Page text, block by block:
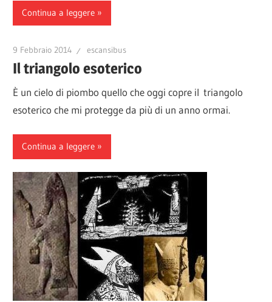
Continua a leggere
9 Febbraio 2014 escansibus
Il triangolo esoterico
È un cielo di piombo quello che oggi copre il triangolo
esoterico che mi protegge da più di un anno ormai.
Continua a leggere